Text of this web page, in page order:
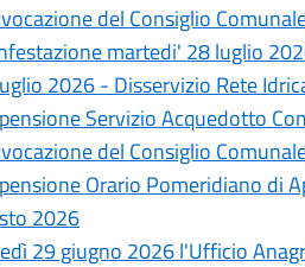
del Consiglio
martedi' 28 luglio
2026 - Disservizio Rete
Servizio Acquedotto
del Consiglio
Orario Pomeridiano di
2026
29 giugno 2026 l'Ufficio